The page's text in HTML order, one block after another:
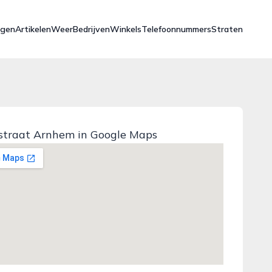
ArtikelenWeerBedrijvenWinkelsTelefoonnummersStraten
Arnhem in Google Maps